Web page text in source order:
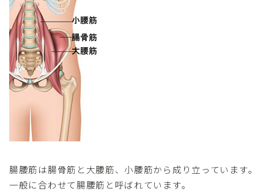
腸腰筋は腸骨筋と大腰筋、小腰筋から成り立っています。
一般に合わせて腸腰筋と呼ばれています。